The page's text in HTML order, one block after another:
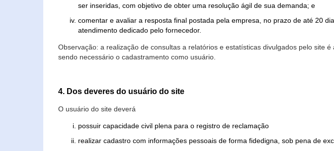
ser inseridas, com objetivo de obter uma resolução ágil de sua demanda; e
comentar e avaliar a resposta final postada pela empresa, no prazo de até 20
atendimento dedicado pelo fornecedor.
Observação: a realização de consultas a relatórios e estatísticas divulgados pelo site
sendo necessário o cadastramento como usuário.
4. Dos deveres do usuário do site
O usuário do site deverá
possuir capacidade civil plena para o registro de reclamação
realizar cadastro com informações pessoais de forma fidedigna, sob pena de